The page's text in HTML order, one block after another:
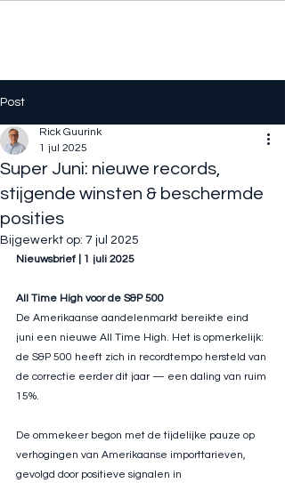
Post
Super Juni: nieuwe records,
stijgende winsten & beschermde
posities
Rick Guurink
1 jul 2025
Bijgewerkt op: 7 jul 2025
Nieuwsbrief | 1 juli 2025
All Time High voor de S&P 500
De Amerikaanse aandelenmarkt bereikte eind
juni een nieuwe All Time High. Het is opmerkelijk:
de S&P 500 heeft zich in recordtempo hersteld van
de correctie eerder dit jaar — een daling van ruim
15%.
De ommekeer begon met de tijdelijke pauze op
verhogingen van Amerikaanse importtarieven,
gevolgd door positieve signalen in